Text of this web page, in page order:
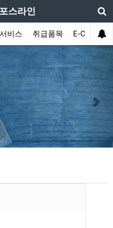
스라인
비스 취급품목 E-